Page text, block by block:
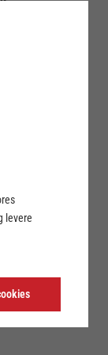
HK
f.I.
levere